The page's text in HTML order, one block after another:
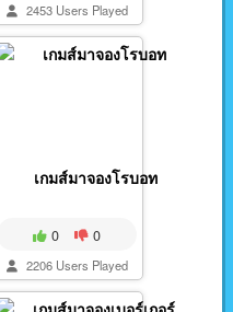
2453 Users Played
เกมส์มาจองโรบอท
0 0
2206 Users Played